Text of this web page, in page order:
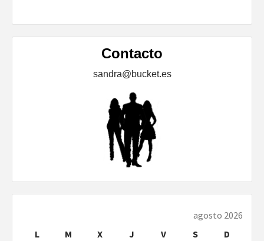
Contacto
sandra@bucket.es
agosto 2026
L
M X J V S
D